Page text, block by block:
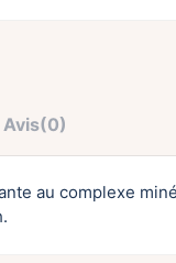
Avis(0)
au complexe